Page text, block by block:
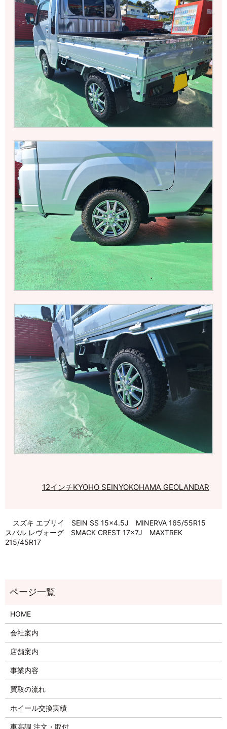
12インチKYOHO SEINYOKOHAMA GEOLANDAR
スズキ エブリイ SEIN SS 15×4.5J MINERVA 165/55R15
スバル レヴォーグ SMACK CREST 17×7J MAXTREK
215/45R17
HOME
会社案内
店舗案内
事業内容
買取の流れ
ホイール交換実績
車高調 注文・取付